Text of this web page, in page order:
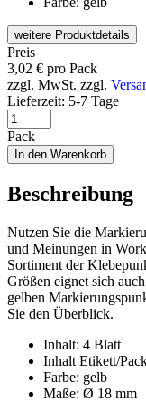
weitere Produktdetails
Preis
3,02 € pro Pack
zzgl. MwSt. zzgl.
Lieferzeit: 5-7 Tage
Pack
In den Warenkorb
Beschreibung
Nutzen Sie die
und Meinungen in
Sortiment der
Größen eignet sich
gelben
Sie den Überblick.
Inhalt: 4 Blatt
Inhalt Etikett/
Farbe: gelb
Maße: Ø 18 mm